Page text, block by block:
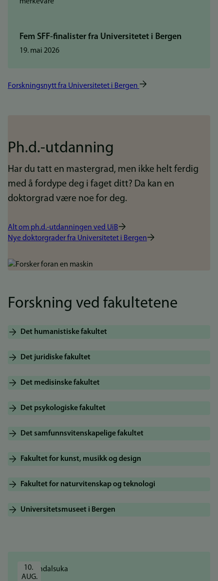
Fem SFF-finalister fra Universitetet i Bergen
19. mai 2026
Forskningsnytt fra Universitetet i Bergen
Ph.d.-utdanning
Har du tatt en mastergrad, men ikke helt ferdig
med å fordype deg i faget ditt? Da kan en
doktorgrad være noe for deg.
Alt om ph.d.-utdanningen ved UiB
Nye doktorgrader fra Universitetet i Bergen
Bilde
Forskning ved fakultetene
Det humanistiske fakultet
Det juridiske fakultet
Det medisinske fakultet
Det psykologiske fakultet
Det samfunnsvitenskapelige fakultet
Fakultet for kunst, musikk og design
Fakultet for naturvitenskap og teknologi
Universitetsmuseet i Bergen
10.
AUG.